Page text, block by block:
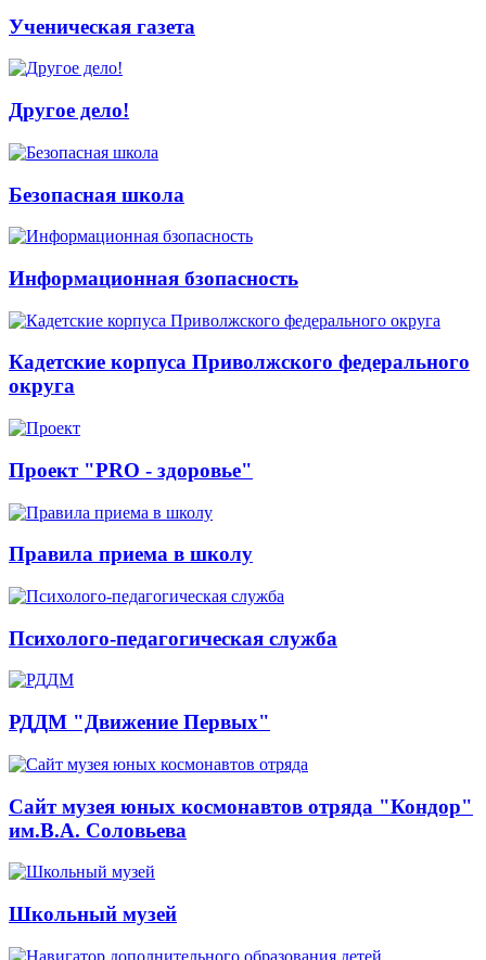
Ученическая газета
Другое дело!
Безопасная школа
Информационная бзопасность
Кадетские корпуса Приволжского федерального
округа
Проект "PRO - здоровье"
Правила приема в школу
Психолого-педагогическая служба
РДДМ "Движение Первых"
Сайт музея юных космонавтов отряда "Кондор"
им.В.А. Соловьева
Школьный музей